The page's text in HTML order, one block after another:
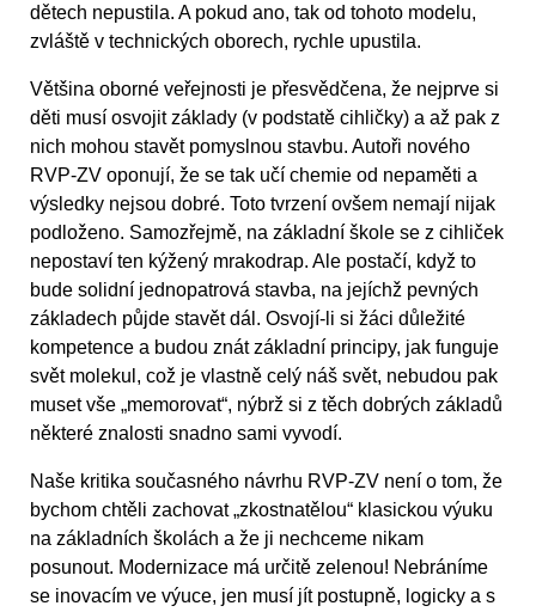
dětech nepustila. A pokud ano, tak od tohoto modelu,
zvláště v technických oborech, rychle upustila.
Většina oborné veřejnosti je přesvědčena, že nejprve si
děti musí osvojit základy (v podstatě cihličky) a až pak z
nich mohou stavět pomyslnou stavbu. Autoři nového
RVP-ZV oponují, že se tak učí chemie od nepaměti a
výsledky nejsou dobré. Toto tvrzení ovšem nemají nijak
podloženo. Samozřejmě, na základní škole se z cihliček
nepostaví ten kýžený mrakodrap. Ale postačí, když to
bude solidní jednopatrová stavba, na jejíchž pevných
základech půjde stavět dál. Osvojí-li si žáci důležité
kompetence a budou znát základní principy, jak funguje
svět molekul, což je vlastně celý náš svět, nebudou pak
muset vše „memorovat“, nýbrž si z těch dobrých základů
některé znalosti snadno sami vyvodí.
Naše kritika současného návrhu RVP-ZV není o tom, že
bychom chtěli zachovat „zkostnatělou“ klasickou výuku
na základních školách a že ji nechceme nikam
posunout. Modernizace má určitě zelenou! Nebráníme
se inovacím ve výuce, jen musí jít postupně, logicky a s